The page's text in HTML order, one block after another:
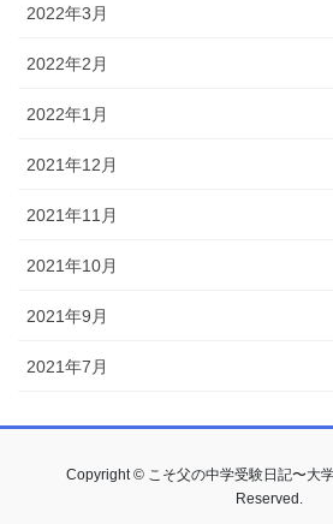
2022年3月
2022年2月
2022年1月
2021年12月
2021年11月
2021年10月
2021年9月
2021年7月
Copyright © こそ父の中学受験日記〜大
Reserved.